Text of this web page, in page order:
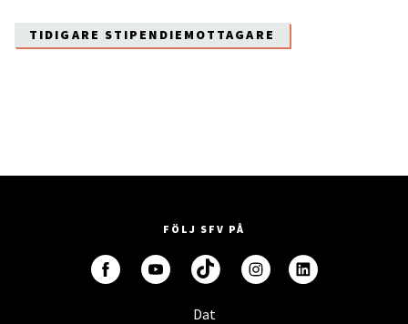
TIDIGARE STIPENDIEMOTTAGARE
FÖLJ SFV PÅ
Dat